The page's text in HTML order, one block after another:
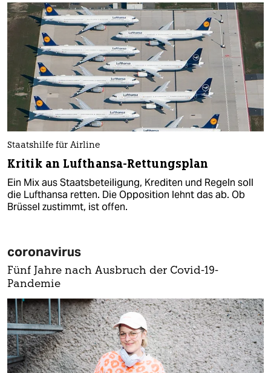
Staatshilfe für Airline
Kritik an Lufthansa-Rettungsplan
Ein Mix aus Staatsbeteiligung, Krediten und Regeln soll
die Lufthansa retten. Die Opposition lehnt das ab. Ob
Brüssel zustimmt, ist offen.
coronavirus
Fünf Jahre nach Ausbruch der Covid-19-
Pandemie